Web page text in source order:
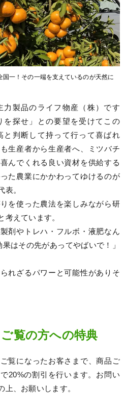
一！その一端を支えているのが天然に
力製品のライフ物産（株）です
を探せ」との要望を受けてこの
と判断して持って行って喜ばれ
生産者から生産者へ、ミツバチ
んでくれる良い資材を供給する
た農業にかかわってゆけるのが
表。
を使った農法を楽しみながら研
考えています。
剤やトレハ・フルボ・液肥なん
はその先があってやばいで！」
れざるパワーと可能性がありそ
覧の方への特典
覧になったお客さまで、商品ご
20%の割引を行います。お問い
上、お願いします。